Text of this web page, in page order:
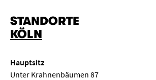
STANDORTE
KÖLN
Hauptsitz
Unter Krahnenbäumen 87